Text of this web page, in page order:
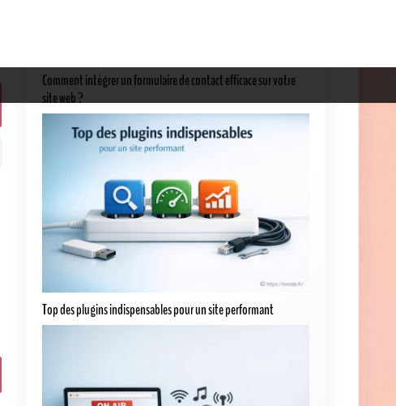
Comment intégrer un formulaire de contact efficace sur votre
site web ?
Top des plugins indispensables pour un site performant